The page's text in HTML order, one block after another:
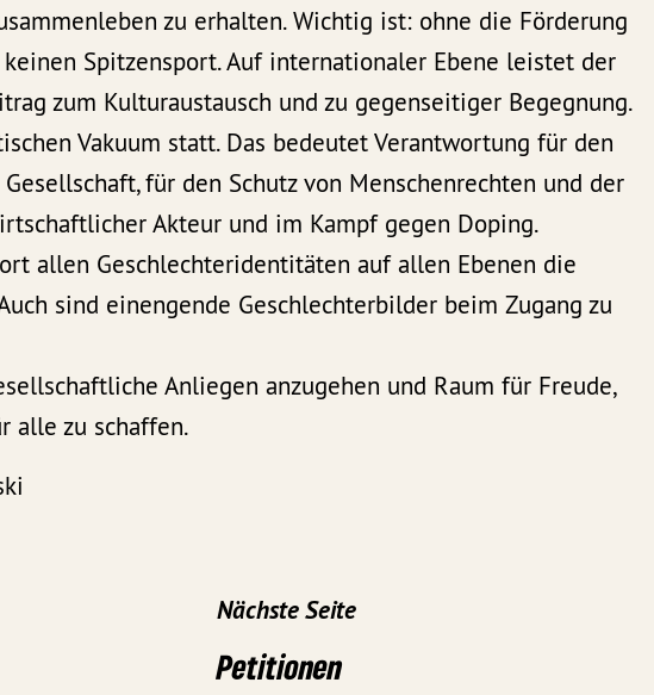
zu erhalten. Wichtig ist: ohne die Förderung
Spitzensport. Auf internationaler Ebene leistet der
zum Kulturaustausch und zu gegenseitiger Begegnung.
Vakuum statt. Das bedeutet Verantwortung für den
für den Schutz von Menschenrechten und der
Akteur und im Kampf gegen Doping.
allen Geschlechteridentitäten auf allen Ebenen die
sind einengende Geschlechterbilder beim Zugang zu
Anliegen anzugehen und Raum für Freude,
alle zu schaffen.
Nächste Seite
Petitionen